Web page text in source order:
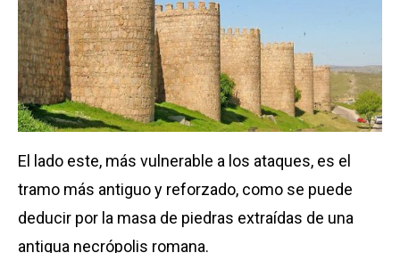
El lado este, más vulnerable a los ataques, es el
tramo más antiguo y reforzado, como se puede
deducir por la masa de piedras extraídas de una
antigua necrópolis romana.